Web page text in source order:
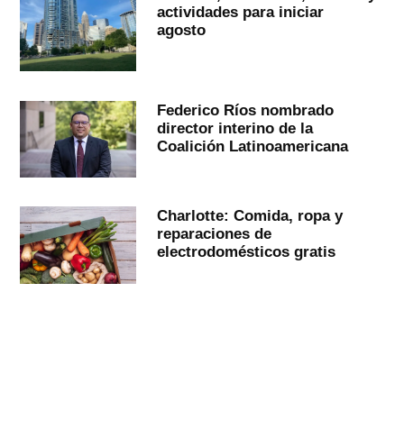
actividades para iniciar
agosto
Federico Ríos nombrado
director interino de la
Coalición Latinoamericana
Charlotte: Comida, ropa y
reparaciones de
electrodomésticos gratis